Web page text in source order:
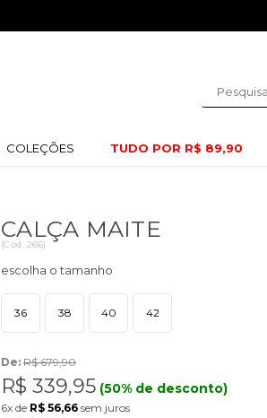
COLEÇÕES TUDO POR R$ 89,90
CALÇA MAITE
(Cód. 266)
36 38 40 42
De: R$ 679,90
R$ 339,95 (50% de desconto)
6x de R$ 56,66 sem juros